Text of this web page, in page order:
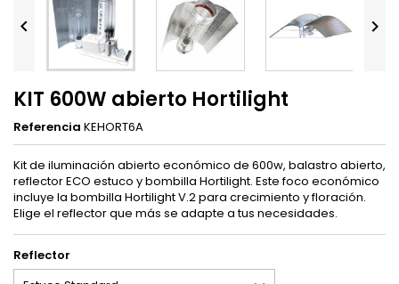
 
KIT 600W abierto Hortilight
Referencia KEHORT6A
Kit de iluminación abierto económico de 600w, balastro abierto,
reflector ECO estuco y bombilla Hortilight. Este foco económico
incluye la bombilla Hortilight V.2 para crecimiento y floración.
Elige el reflector que más se adapte a tus necesidades.
Reflector